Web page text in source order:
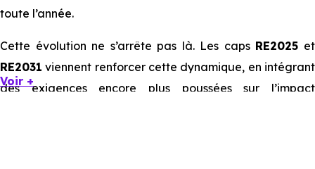
toute l’année.
Cette évolution ne s’arrête pas là. Les caps RE2025 et
RE2031 viennent renforcer cette dynamique, en intégrant
des exigences encore plus poussées sur l’impact
Voir +